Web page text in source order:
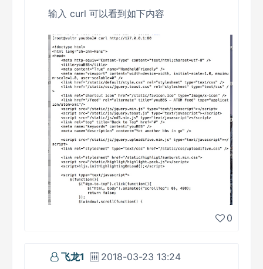
输入 curl 可以看到如下内容
0
飞龙1
2018-03-23 13:24